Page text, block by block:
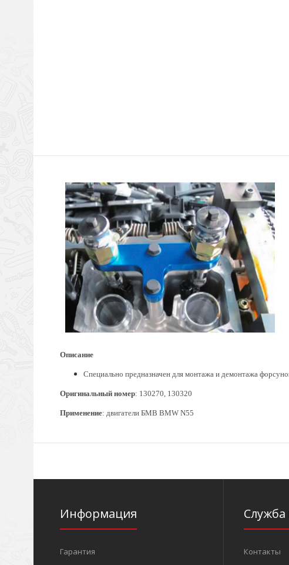
Описание
Специально предназначен для монтажа и демонтажа
Оригинальный номер: 130270, 130320
Применение: двигатели БМВ BMW N55
Информация
Гарантия
Контакты